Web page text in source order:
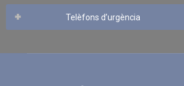
Telèfons d’urgència